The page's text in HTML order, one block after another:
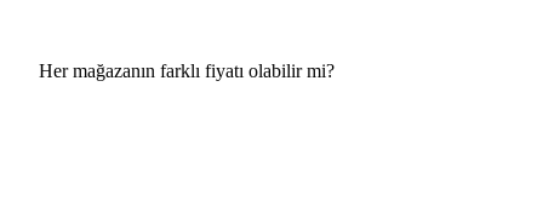
Her mağazanın farklı fiyatı olabilir mi?